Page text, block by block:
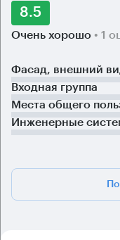
8.5
Очень хорошо • 1
Фасад, внешний
Входная группа
Места общего
Инженерные